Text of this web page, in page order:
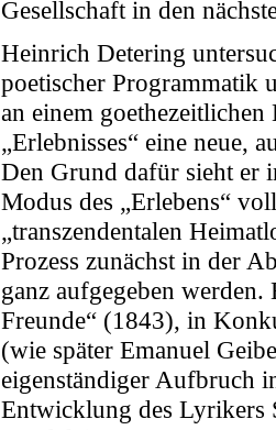
Gesellschaft in den
Heinrich Detering
poetischer Programmatik
an einem
„Erlebnisses“ eine neue,
Den Grund dafür sieht er
Modus des „Erlebens“
„transzendentalen
Prozess zunächst in der
ganz aufgegeben
Freunde“ (1843), in
(wie später Emanuel
eigenständiger Aufbruch
Entwicklung des Lyrikers